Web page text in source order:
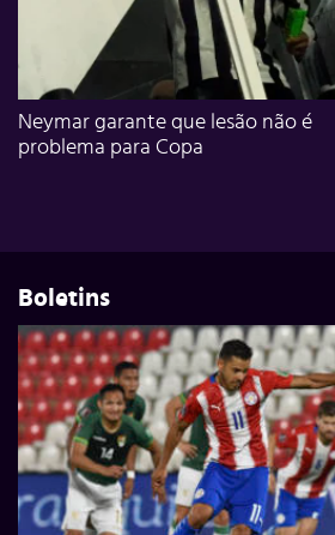
Neymar garante que lesão não é
problema para Copa
Boletins